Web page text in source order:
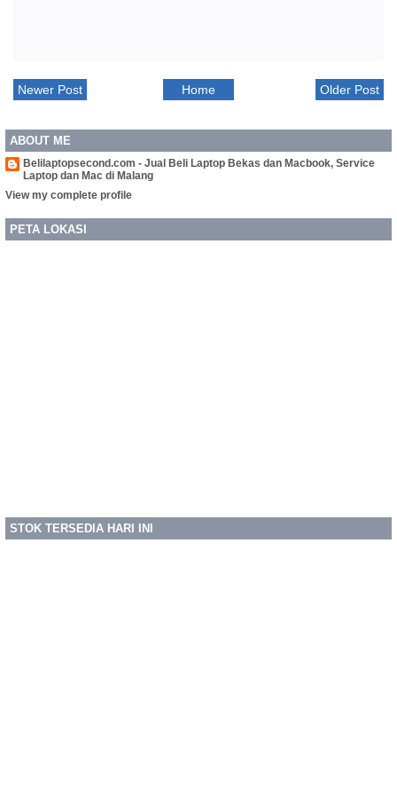
Newer Post Older Post
Home
ABOUT ME
Belilaptopsecond.com - Jual Beli Laptop Bekas dan Macbook, Service
Laptop dan Mac di Malang
View my complete profile
PETA LOKASI
STOK TERSEDIA HARI INI